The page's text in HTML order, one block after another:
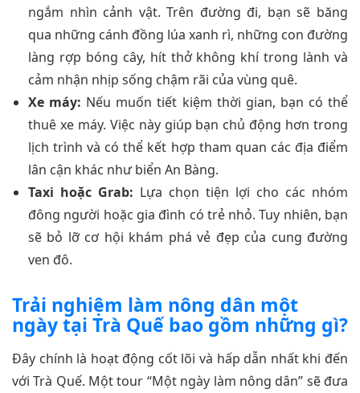
ngắm nhìn cảnh vật. Trên đường đi, bạn sẽ băng
qua những cánh đồng lúa xanh rì, những con đường
làng rợp bóng cây, hít thở không khí trong lành và
cảm nhận nhịp sống chậm rãi của vùng quê.
Xe máy: Nếu muốn tiết kiệm thời gian, bạn có thể
thuê xe máy. Việc này giúp bạn chủ động hơn trong
lịch trình và có thể kết hợp tham quan các địa điểm
lân cận khác như biển An Bàng.
Taxi hoặc Grab: Lựa chọn tiện lợi cho các nhóm
đông người hoặc gia đình có trẻ nhỏ. Tuy nhiên, bạn
sẽ bỏ lỡ cơ hội khám phá vẻ đẹp của cung đường
ven đô.
Trải nghiệm làm nông dân một
ngày tại Trà Quế bao gồm những gì?
Đây chính là hoạt động cốt lõi và hấp dẫn nhất khi đến
với Trà Quế. Một tour “Một ngày làm nông dân” sẽ đưa